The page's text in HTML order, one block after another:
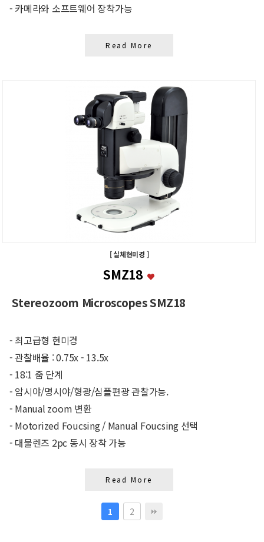
- 카메라와 소프트웨어 장착가능
Read More
[ 실체현미경 ]
SMZ18
Stereozoom Microscopes SMZ18
- 최고급형 현미경
- 관찰배율 : 0.75x - 13.5x
- 18:1 줌 단계
- 암시야/명시야/형광/심플편광 관찰가능.
- Manual zoom 변환
- Motorized Foucsing / Manual Foucsing 선택
- 대물렌즈 2pc 동시 장착 가능
Read More
1 2